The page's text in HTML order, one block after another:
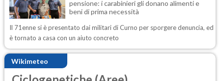
pensione: i carabinieri gli donano alimenti e
beni di prima necessità
Il 71enne si è presentato dai militari di Curno per sporgere denuncia, ed
è tornato a casa con un aiuto concreto
Wikimeteo